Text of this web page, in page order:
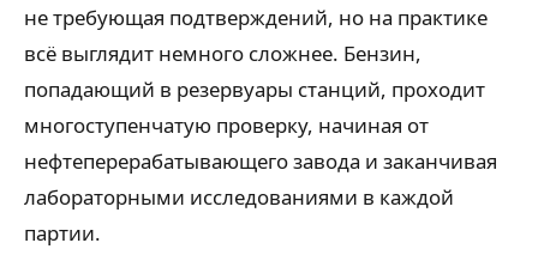
не требующая подтверждений, но на практике
всё выглядит немного сложнее. Бензин,
попадающий в резервуары станций, проходит
многоступенчатую проверку, начиная от
нефтеперерабатывающего завода и заканчивая
лабораторными исследованиями в каждой
партии.